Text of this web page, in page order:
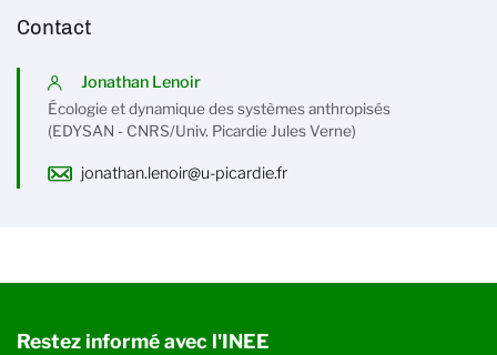
Contact
Jonathan Lenoir
Écologie et dynamique des systèmes anthropisés
(EDYSAN - CNRS/Univ. Picardie Jules Verne)
jonathan.lenoir@u-picardie.fr
Restez informé avec l'INEE